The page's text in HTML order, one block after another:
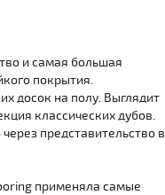
и самая большая
покрытия.
досок на полу. Выглядит
классических дубов.
представительство в
применяла самые